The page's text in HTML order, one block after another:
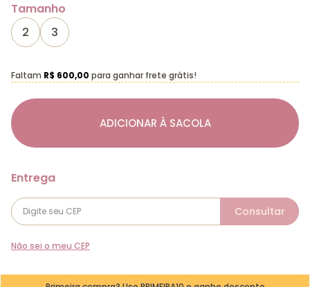
Tamanho
2
3
ADICIONAR À SACOLA
Faltam R$ 600,00 para ganhar frete grátis!
Não sei o meu CEP